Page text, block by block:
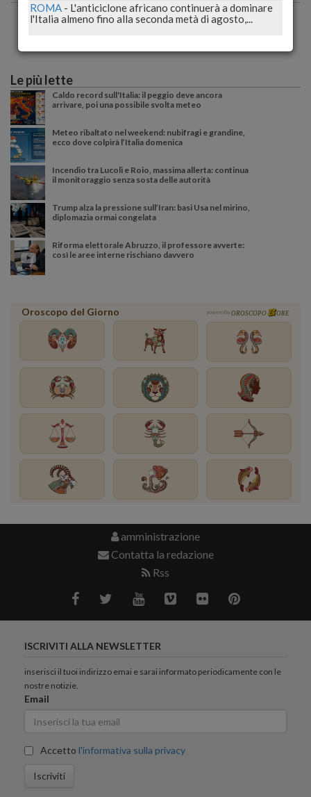
Le più lette
Caldo record sull'Italia: il peggio deve ancora
arrivare, poi una possibile svolta meteo
Meteo ribaltato nel weekend: nubifragi e grandine,
ecco dove colpirà l’Italia domenica
Incendio tra Lucoli e Roio, massima allerta: continua
il monitoraggio senza sosta delle autorità
Trump alza la pressione sull’Iran: basi Usa nel mirino,
diplomazia ormai congelata
Riforma elettorale Abruzzo, il professore avverte:
così le aree interne rischiano davvero
Oroscopo del Giorno powered by OROSCOPO ORE
amministrazione
Contatta la redazione
Rss
ISCRIVITI ALLA NEWSLETTER
inserisci il tuoi indirizzo emai e sarai informato periodicamente con le
nostre notizie.
Email
Accetto l'informativa sulla privacy
Iscriviti
ROMA - L'anticiclone africano continuerà a dominare
l'Italia almeno fino alla seconda metà di agosto,...